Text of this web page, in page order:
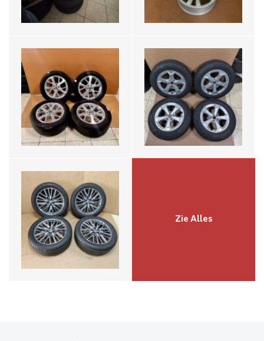
19 Inch Audi Q3 F3 Set
Velgen Met Banden
83A601025L
€1799,-
Zie Alles